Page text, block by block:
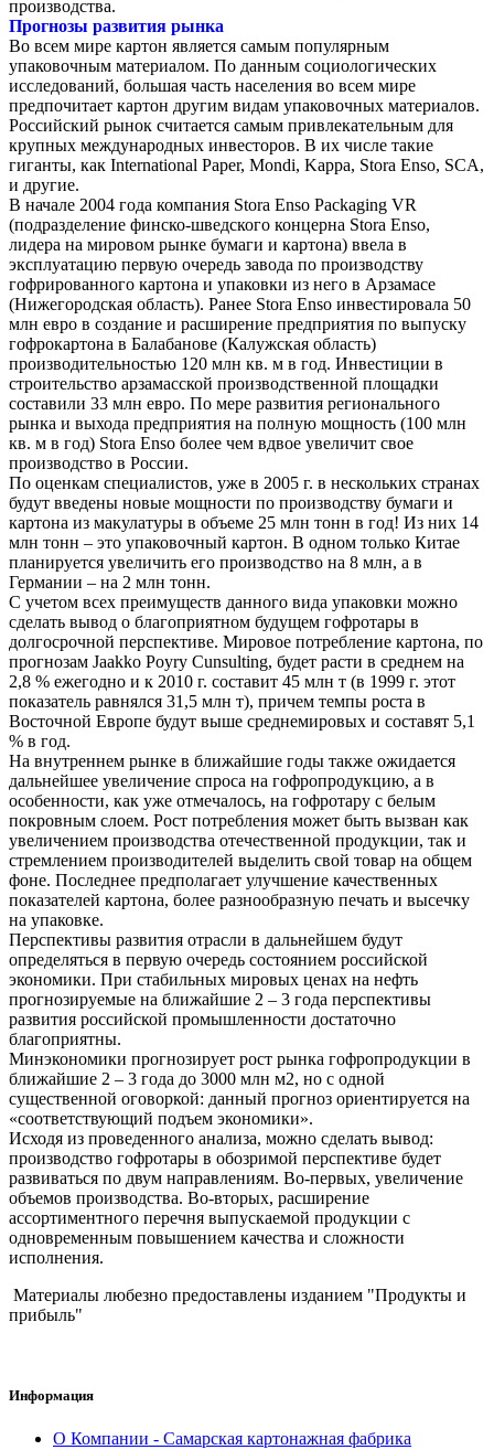
производства.
Прогнозы развития рынка
Во всем мире картон является самым популярным
упаковочным материалом. По данным социологических
исследований, большая часть населения во всем мире
предпочитает картон другим видам упаковочных материалов.
Российский рынок считается самым привлекательным для
крупных международных инвесторов. В их числе такие
гиганты, как International Paper, Mondi, Kappa, Stora Enso, SCA,
и другие.
В начале 2004 года компания Stora Enso Packaging VR
(подразделение финско-шведского концерна Stora Enso,
лидера на мировом рынке бумаги и картона) ввела в
эксплуатацию первую очередь завода по производству
гофрированного картона и упаковки из него в Арзамасе
(Нижегородская область). Ранее Stora Enso инвестировала 50
млн евро в создание и расширение предприятия по выпуску
гофрокартона в Балабанове (Калужская область)
производительностью 120 млн кв. м в год. Инвестиции в
строительство арзамасской производственной площадки
составили 33 млн евро. По мере развития регионального
рынка и выхода предприятия на полную мощность (100 млн
кв. м в год) Stora Enso более чем вдвое увеличит свое
производство в России.
По оценкам специалистов, уже в 2005 г. в нескольких странах
будут введены новые мощности по производству бумаги и
картона из макулатуры в объеме 25 млн тонн в год! Из них 14
млн тонн – это упаковочный картон. В одном только Китае
планируется увеличить его производство на 8 млн, а в
Германии – на 2 млн тонн.
С учетом всех преимуществ данного вида упаковки можно
сделать вывод о благоприятном будущем гофротары в
долгосрочной перспективе. Мировое потребление картона, по
прогнозам Jaakko Poyry Cunsulting, будет расти в среднем на
2,8 % ежегодно и к 2010 г. составит 45 млн т (в 1999 г. этот
показатель равнялся 31,5 млн т), причем темпы роста в
Восточной Европе будут выше среднемировых и составят 5,1
% в год.
На внутреннем рынке в ближайшие годы также ожидается
дальнейшее увеличение спроса на гофропродукцию, а в
особенности, как уже отмечалось, на гофротару с белым
покровным слоем. Рост потребления может быть вызван как
увеличением производства отечественной продукции, так и
стремлением производителей выделить свой товар на общем
фоне. Последнее предполагает улучшение качественных
показателей картона, более разнообразную печать и высечку
на упаковке.
Перспективы развития отрасли в дальнейшем будут
определяться в первую очередь состоянием российской
экономики. При стабильных мировых ценах на нефть
прогнозируемые на ближайшие 2 – 3 года перспективы
развития российской промышленности достаточно
благоприятны.
Минэкономики прогнозирует рост рынка гофропродукции в
ближайшие 2 – 3 года до 3000 млн м2, но с одной
существенной оговоркой: данный прогноз ориентируется на
«соответствующий подъем экономики».
Исходя из проведенного анализа, можно сделать вывод:
производство гофротары в обозримой перспективе будет
развиваться по двум направлениям. Во-первых, увеличение
объемов производства. Во-вторых, расширение
ассортиментного перечня выпускаемой продукции с
одновременным повышением качества и сложности
исполнения.
Материалы любезно предоставлены изданием "Продукты и
прибыль"
Информация
О Компании - Самарская картонажная фабрика